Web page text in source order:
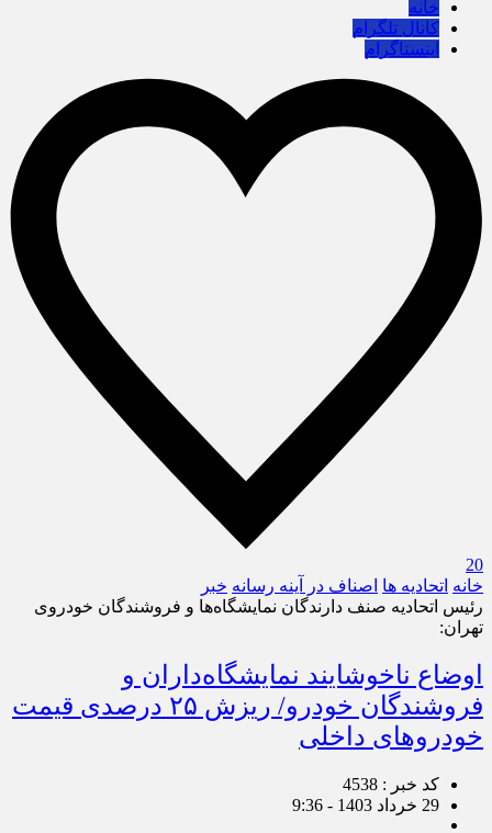
خانه
کانال تلگرام
اینستاگرام
20
خانه اتحادیه ها اصناف در آینه رسانه خبر
رئیس اتحادیه صنف دارندگان نمایشگاه‌ها و فروشندگان خودروی
تهران:
اوضاع ناخوشایند نمایشگاه‌داران و
فروشندگان خودرو/ ریزش ۲۵ درصدی قیمت
خودروهای داخلی
کد خبر : 4538
29 خرداد 1403 - 9:36